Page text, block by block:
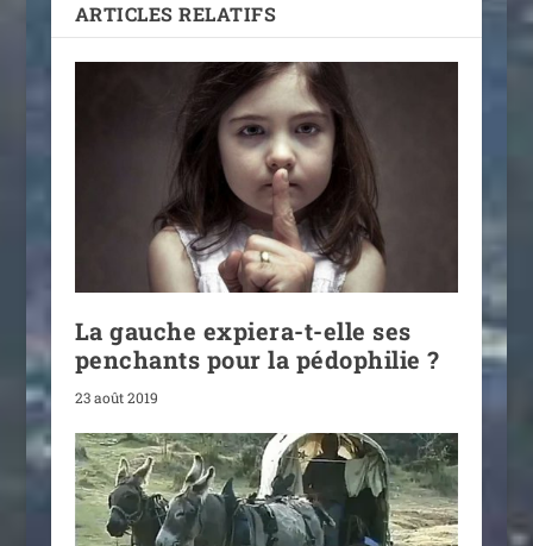
ARTICLES RELATIFS
La gauche expiera-t-elle ses
penchants pour la pédophilie ?
23 août 2019